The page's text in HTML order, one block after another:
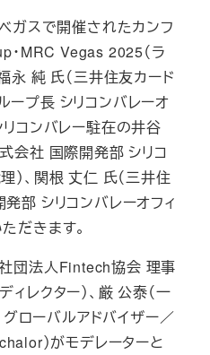
ガスで開催されたカンフ
・MRC Vegas 2025（ラ
永 純 氏（三井住友カード
プ長 シリコンバレーオ
リコンバレー駐在の井谷
会社 国際開発部 シリコ
）、関根 丈仁 氏（三井住
部 シリコンバレーオフィ
だきます。
団法人Fintech協会 理事
レクター）、厳 公泰（一
ローバルアドバイザー／
）がモデレーターと